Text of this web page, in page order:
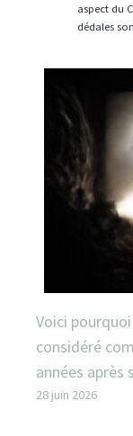
aspect du
dédales
Voici
considéré
années après
28 juin 2026